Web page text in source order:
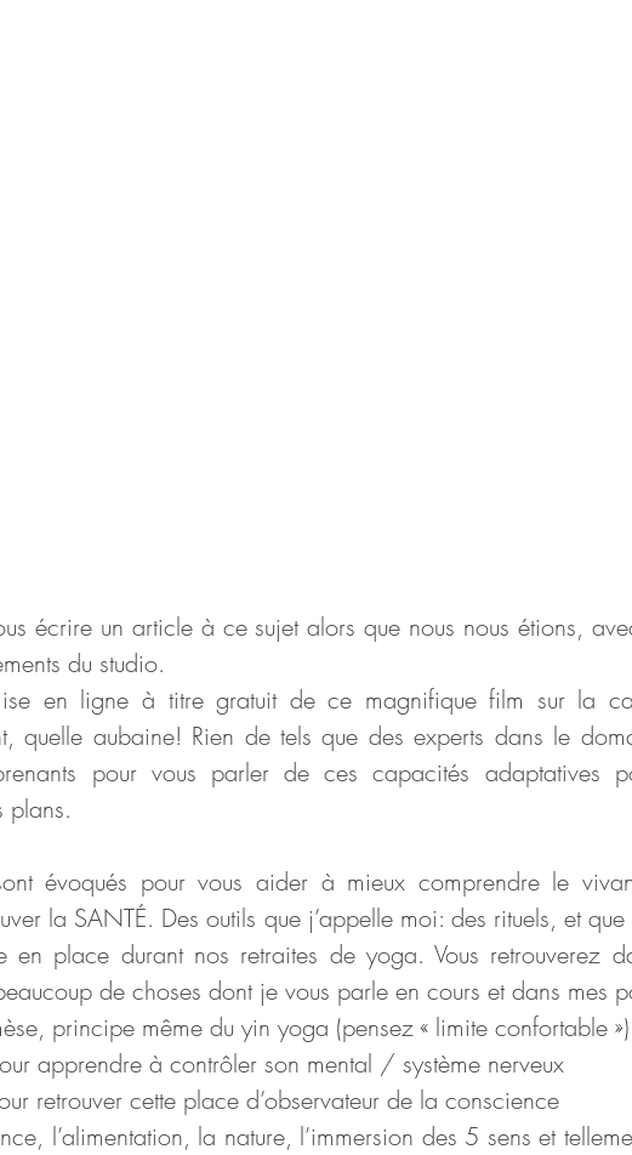
écrire un article à ce sujet alors que nous nous étions,
du studio.
en ligne à titre gratuit de ce magnifique film sur la
quelle aubaine! Rien de tels que des experts dans le
pour vous parler de ces capacités adaptatives
plans.
évoqués pour vous aider à mieux comprendre le
la SANTÉ. Des outils que j’appelle moi: des rituels, et que
en place durant nos retraites de yoga. Vous retrouverez
de choses dont je vous parle en cours et dans mes
principe même du yin yoga (pensez « limite confortable »)
apprendre à contrôler son mental / système nerveux
retrouver cette place d’observateur de la conscience
l’alimentation, la nature, l’immersion des 5 sens et